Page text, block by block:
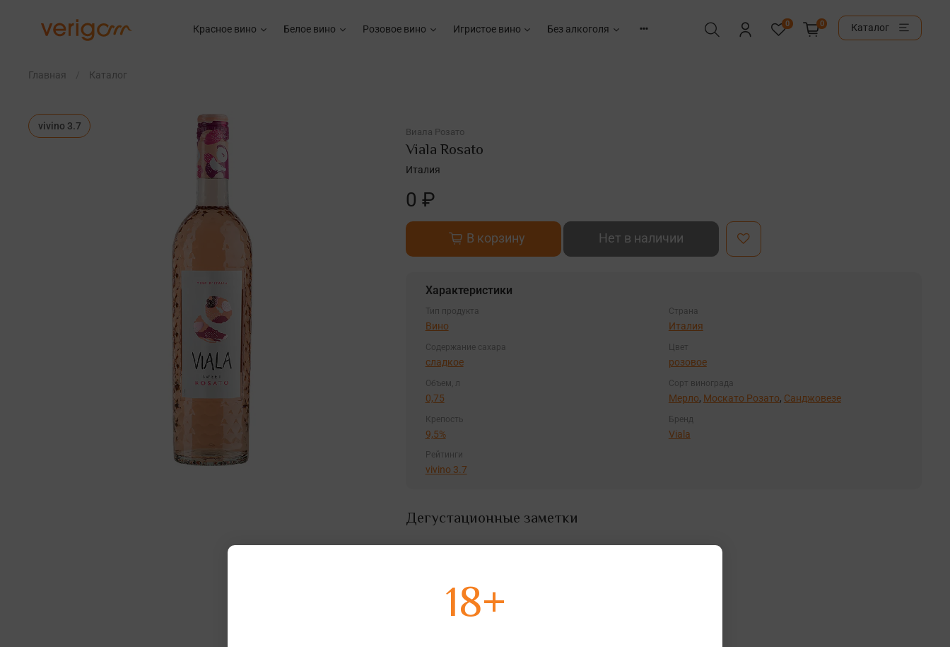
0 0 Каталог
Красное вино Белое вино Розовое вино Игристое вино Без алкоголя
Главная Каталог
vivino 3.7
Виала Розато
Viala Rosato
0 ₽
В корзину Нет в наличии
Италия
Характеристики
Тип продукта
Вино
Страна
Италия
Содержание сахара
сладкое
Цвет
розовое
Объем, л
0,75
Сорт винограда
Мерло, Москато Розато, Санджовезе
Крепость
9,5%
Бренд
Viala
Рейтинги
vivino 3.7
Дегустационные заметки
Цвет красивый розовый.
18+